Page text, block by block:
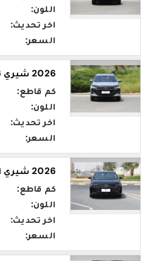
اللون:
اخر تحديث:
السعر:
2026 شيري تيغو 7 برو ماكس فلاك شيب
كم قاطع:
اللون:
اخر تحديث:
السعر:
2026 شيري اريزو 8 سوبر هايبرد
كم قاطع:
اللون:
اخر تحديث:
السعر: